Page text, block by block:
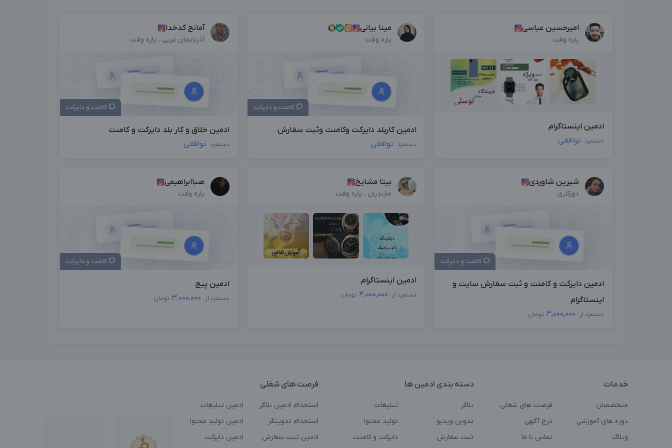
امیرحسین عباسی
پاره وقت
ادمین اینستاگرام
دستمزد توافقی
مینا بیانی
پاره وقت
کامنت و دایرکت
ادمین کاربلد دایرکت وکامنت وثبت سفارش
دستمزد توافقی
آمانج کدخدا
آذربایجان غربی , پاره وقت
کامنت و دایرکت
ادمین خلاق و کار بلد دایرکت و کامنت
دستمزد توافقی
شیرین شاوردی
دورکاری
کامنت و دایرکت
ادمین دایرکت و کامنت و ثبت سفارش سایت و
اینستاگرام
دستمزد از 3,000,000 تومان
بیتا مشایخ
مازندران , پاره وقت
ادمین اینستاگرام
دستمزد از 4,000,000 تومان
صباابراهیمی
پاره وقت
کامنت و دایرکت
ادمین پیج
دستمزد از 3,000,000 تومان
خدمات
متخصصان
فرصت های شغلی
دوره های آموزشی
درج آگهی
وبلاگ
تماس با ما
دسته بندی ادمین ها
بلاگر
تبلیغات
تدوین ویدیو
تولید محتوا
ثبت سفارش
دایرکت و کامنت
فرصت های شغلی
استخدام ادمین بلاگر
ادمین تبلیغات
استخدام تدوینگر
ادمین تولید محتوا
ادمین ثبت سفارش
ادمین دایرکت